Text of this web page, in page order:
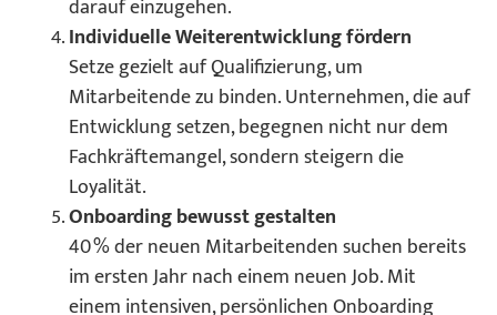
darauf einzugehen.
Individuelle Weiterentwicklung fördern
Setze gezielt auf Qualifizierung, um
Mitarbeitende zu binden. Unternehmen, die auf
Entwicklung setzen, begegnen nicht nur dem
Fachkräftemangel, sondern steigern die
Loyalität.
Onboarding bewusst gestalten
40 % der neuen Mitarbeitenden suchen bereits
im ersten Jahr nach einem neuen Job. Mit
einem intensiven, persönlichen Onboarding